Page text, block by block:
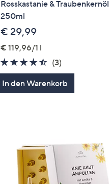
Rosskastanie & Traubenkernöl
250ml
€ 29,99
€ 119,96/1 l
4.3
von
5
(3)
Bewertungen
In den Warenkorb